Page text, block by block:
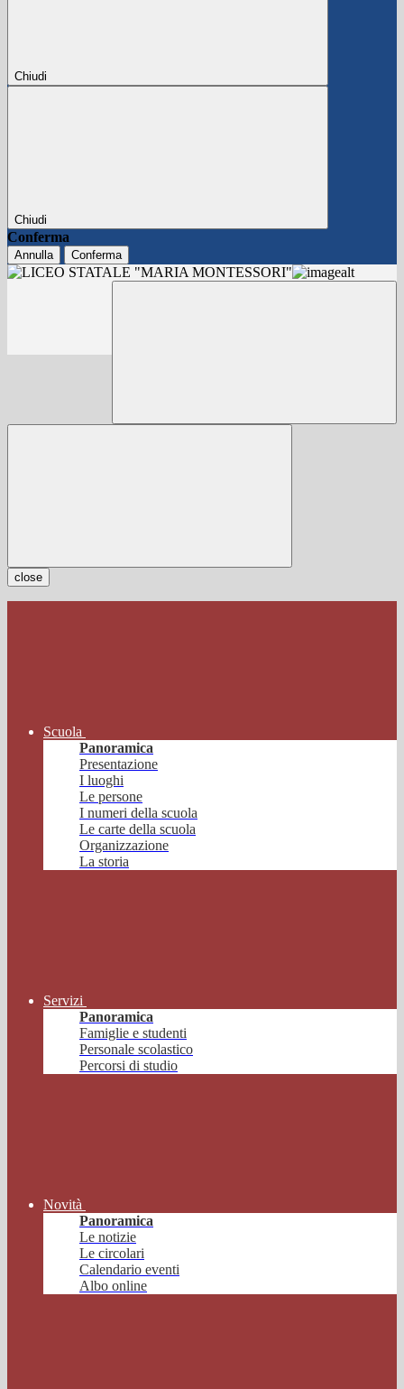
Chiudi
Chiudi
Conferma
Annulla Conferma
close
Scuola
Panoramica
Presentazione
I luoghi
Le persone
I numeri della scuola
Le carte della scuola
Organizzazione
La storia
Servizi
Panoramica
Famiglie e studenti
Personale scolastico
Percorsi di studio
Novità
Panoramica
Le notizie
Le circolari
Calendario eventi
Albo online